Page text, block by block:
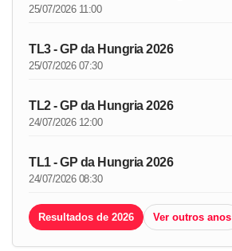
25/07/2026 11:00
TL3 - GP da Hungria 2026
25/07/2026 07:30
TL2 - GP da Hungria 2026
24/07/2026 12:00
TL1 - GP da Hungria 2026
24/07/2026 08:30
Resultados de 2026 Ver outros anos